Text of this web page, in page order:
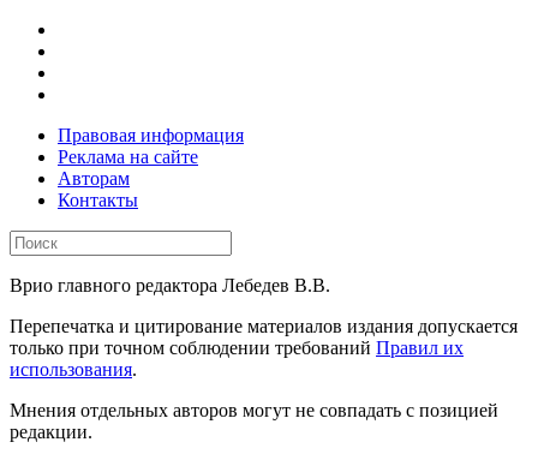
Правовая информация
Реклама на сайте
Авторам
Контакты
Врио главного редактора Лебедев В.В.
Перепечатка и цитирование материалов издания допускается
только при точном соблюдении требований Правил их
использования.
Мнения отдельных авторов могут не совпадать с позицией
редакции.